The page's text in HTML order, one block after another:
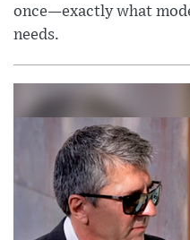
once—exactly what
needs.